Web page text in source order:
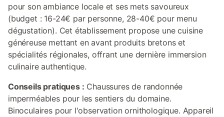
pour son ambiance locale et ses mets savoureux
(budget : 16-24€ par personne, 28-40€ pour menu
dégustation). Cet établissement propose une cuisine
généreuse mettant en avant produits bretons et
spécialités régionales, offrant une dernière immersion
culinaire authentique.
Conseils pratiques : Chaussures de randonnée
imperméables pour les sentiers du domaine.
Binoculaires pour l'observation ornithologique. Appareil